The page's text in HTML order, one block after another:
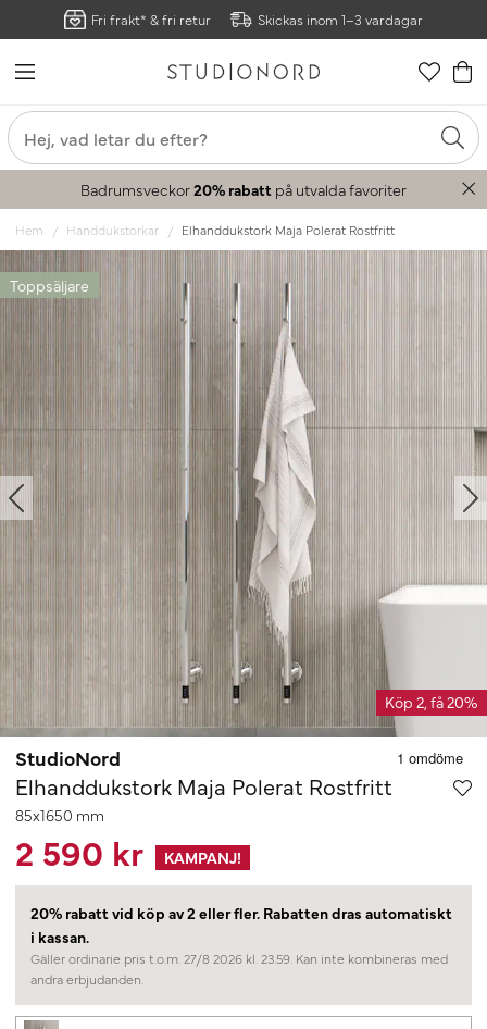
Fri frakt* & fri retur Skickas inom 1–3 vardagar
Badrumsveckor20% rabatt på utvalda favoriter
Hem Handdukstorkar Elhanddukstork Maja Polerat Rostfritt
Toppsäljare
Köp 2, få 20%
StudioNord
Elhanddukstork Maja Polerat Rostfritt
85x1650 mm
2 590 kr KAMPANJ!
20% rabatt vid köp av 2 eller fler. Rabatten dras automatiskt
i kassan.
Gäller ordinarie pris t.o.m. 27/8 2026 kl. 23.59. Kan inte kombineras med
andra erbjudanden.